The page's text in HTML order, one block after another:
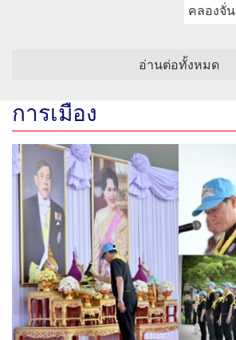
คลองจั่น
อ่านต่อทั้งหมด
การเมือง